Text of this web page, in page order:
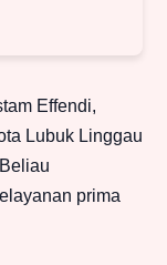
Effendi,
Lubuk Linggau
prima